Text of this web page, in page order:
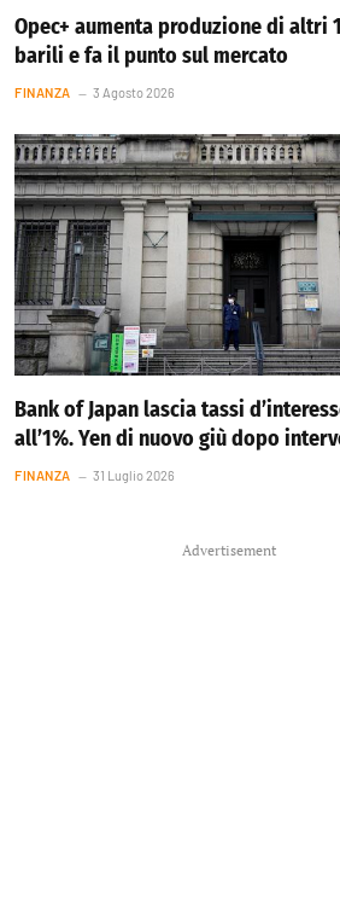
Opec+ aumenta produzione di altri
barili e fa il punto sul mercato
FINANZA 3 Agosto 2026
Bank of Japan lascia tassi
all’1%. Yen di nuovo giù dopo
FINANZA 31 Luglio 2026
Advertisement